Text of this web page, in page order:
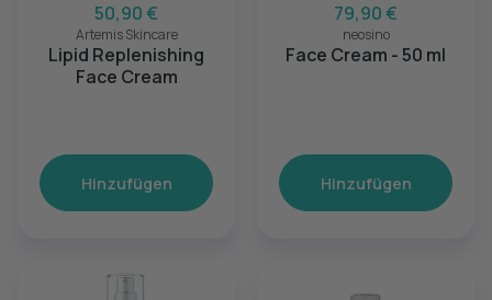
50,90 €
Artemis Skincare
Lipid Replenishing
Face Cream
Hinzufügen
79,90 €
neosino
Face Cream - 50 ml
Hinzufügen